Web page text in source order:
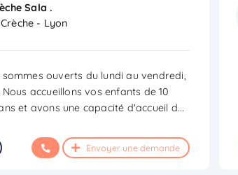
Sala .
Crèche - Lyon
ouverts du lundi au vendredi,
Nous accueillons vos enfants de 10
et avons une capacité d'accueil d...
Envoyer une demande